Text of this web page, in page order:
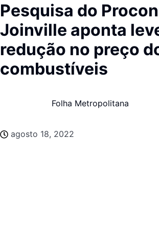
Pesquisa do
Joinville aponta
redução no preço
combustíveis
Folha Metropolitana
agosto 18, 2022